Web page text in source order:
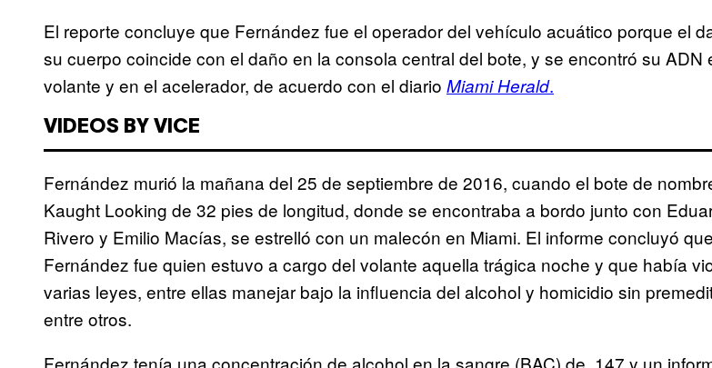
El reporte concluye que Fernández fue el operador del vehículo acuático porque el
su cuerpo coincide con el daño en la consola central del bote, y se encontró su ADN
volante y en el acelerador, de acuerdo con el diario Miami Herald.
VIDEOS BY VICE
Fernández murió la mañana del 25 de septiembre de 2016, cuando el bote de
Kaught Looking de 32 pies de longitud, donde se encontraba a bordo junto con
Rivero y Emilio Macías, se estrelló con un malecón en Miami. El informe concluyó que
Fernández fue quien estuvo a cargo del volante aquella trágica noche y que había
varias leyes, entre ellas manejar bajo la influencia del alcohol y homicidio sin
entre otros.